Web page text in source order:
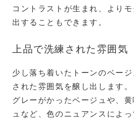
コントラストが生まれ、より
出することもできます。
上品で洗練された雰囲気
少し落ち着いたトーンのベー
された雰囲気を醸し出します。
グレーがかったベージュや、
ュなど、色のニュアンスによ